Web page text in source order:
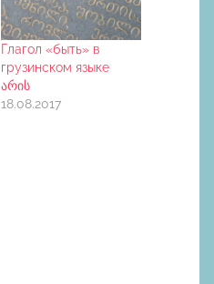
Глагол «быть» в
грузинском языке
არის
18.08.2017